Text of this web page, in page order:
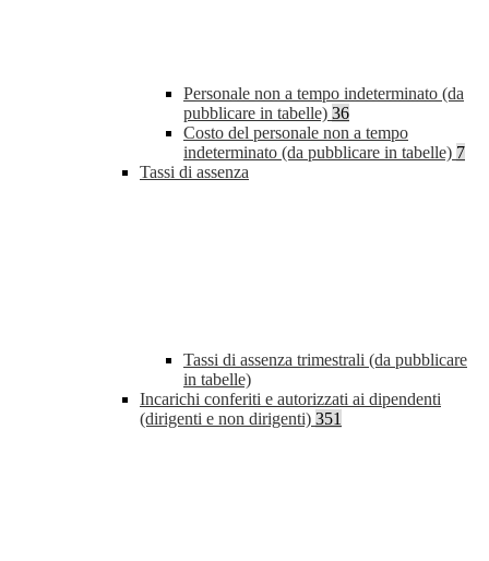
Personale non a tempo indeterminato (da
pubblicare in tabelle) 36
Costo del personale non a tempo
indeterminato (da pubblicare in tabelle) 7
Tassi di assenza
Tassi di assenza trimestrali (da pubblicare
in tabelle)
Incarichi conferiti e autorizzati ai dipendenti
(dirigenti e non dirigenti) 351